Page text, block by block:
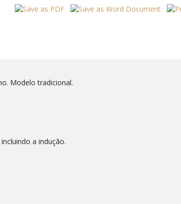
DIÂMETRO
Modelo tradicional.
a indução.